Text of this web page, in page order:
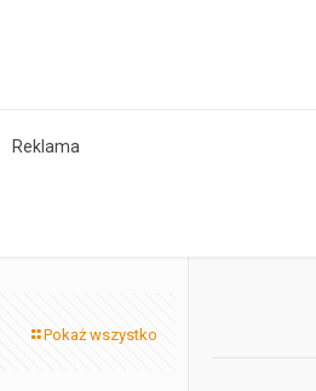
Reklama
Pokaż wszystko